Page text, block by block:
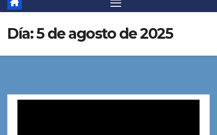
Día:5 de agosto de 2025